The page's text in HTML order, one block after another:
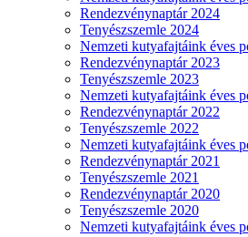
Rendezvénynaptár 2024
Tenyészszemle 2024
Nemzeti kutyafajtáink éves
Rendezvénynaptár 2023
Tenyészszemle 2023
Nemzeti kutyafajtáink éves
Rendezvénynaptár 2022
Tenyészszemle 2022
Nemzeti kutyafajtáink éves
Rendezvénynaptár 2021
Tenyészszemle 2021
Rendezvénynaptár 2020
Tenyészszemle 2020
Nemzeti kutyafajtáink éves